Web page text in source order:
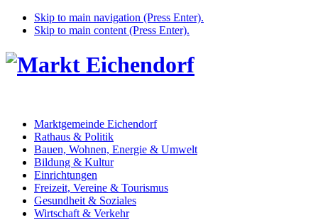
Skip to main navigation (Press Enter).
Skip to main content (Press Enter).
Marktgemeinde Eichendorf
Rathaus & Politik
Bauen, Wohnen, Energie & Umwelt
Bildung & Kultur
Einrichtungen
Freizeit, Vereine & Tourismus
Gesundheit & Soziales
Wirtschaft & Verkehr